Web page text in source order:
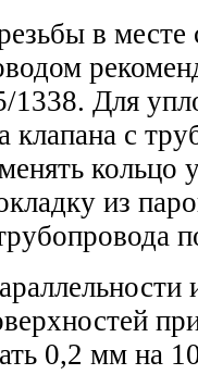
в месте
Для
клапана с
кольцо
из
0,2 мм на